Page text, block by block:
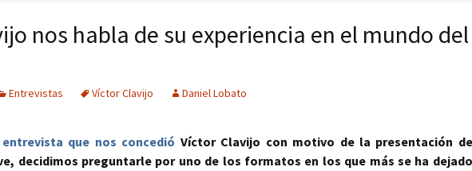
nos habla de su experiencia en el mundo del
Entrevistas Víctor Clavijo Daniel Lobato
entrevista que nos concedió Víctor Clavijo con motivo de la presentación de
decidimos preguntarle por uno de los formatos en los que más se ha dejado